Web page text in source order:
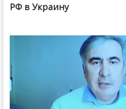
РФ в Украину